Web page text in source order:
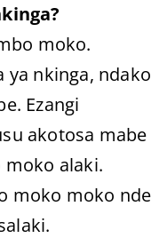
moko.
nkinga, ndako
Ezangi
akotosa mabe
alaki.
moko moko nde